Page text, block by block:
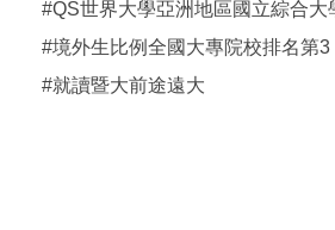
#QS世界大學亞洲地區國立綜合大
#境外生比例全國大專院校排名第3
#就讀暨大前途遠大